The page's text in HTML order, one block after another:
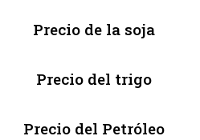
Precio de la soja
Precio del trigo
Precio del Petróleo